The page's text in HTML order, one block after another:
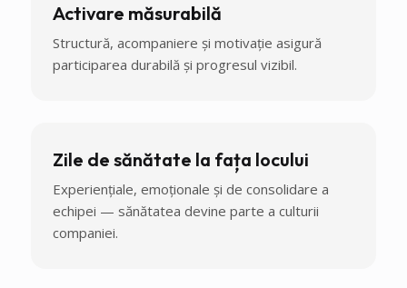
Activare măsurabilă
Structură, acompaniere și motivație asigură
participarea durabilă și progresul vizibil.
Zile de sănătate la fața locului
Experiențiale, emoționale și de consolidare a
echipei — sănătatea devine parte a culturii
companiei.